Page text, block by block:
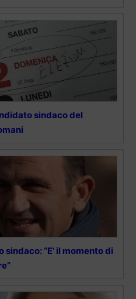
sindaco del
“E’ il momento di